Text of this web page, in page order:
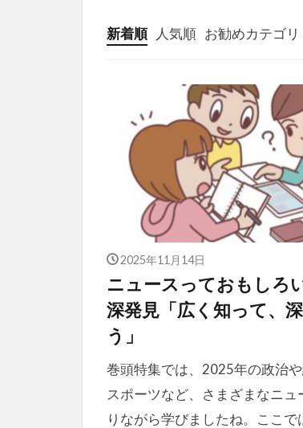
新着順 人気順 お勧めカテゴリ
投稿
学び
マンガ
電子書籍
2025年11月14日
ニュースっておもし
深発見「広く知って、
う」
巻頭特集では、2025年の政治
スポーツなど、さまざまなニュ
りながら学びましたね。ここで